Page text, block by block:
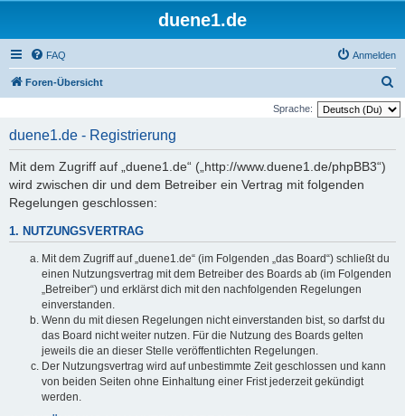
duene1.de
FAQ Anmelden
Foren-Übersicht
u
Sprache:
duene1.de - Registrierung
Mit dem Zugriff auf „duene1.de“ („http://www.duene1.de/phpBB3“)
wird zwischen dir und dem Betreiber ein Vertrag mit folgenden
Regelungen geschlossen:
1. NUTZUNGSVERTRAG
Mit dem Zugriff auf „duene1.de“ (im Folgenden „das Board“) schließt du
einen Nutzungsvertrag mit dem Betreiber des Boards ab (im Folgenden
„Betreiber“) und erklärst dich mit den nachfolgenden Regelungen
einverstanden.
Wenn du mit diesen Regelungen nicht einverstanden bist, so darfst du
das Board nicht weiter nutzen. Für die Nutzung des Boards gelten
jeweils die an dieser Stelle veröffentlichten Regelungen.
Der Nutzungsvertrag wird auf unbestimmte Zeit geschlossen und kann
von beiden Seiten ohne Einhaltung einer Frist jederzeit gekündigt
werden.